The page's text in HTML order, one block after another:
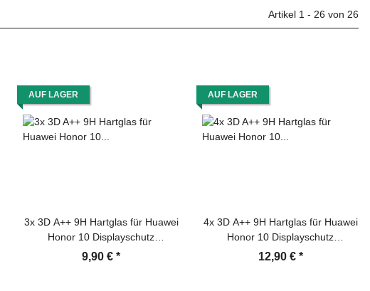
Artikel 1 - 26 von 26
AUF LAGER
3x 3D A++ 9H Hartglas für Huawei
Honor 10 Displayschutz
Schutzglas Schutzfolie Panzerfolie
9,90 € *
AUF LAGER
4x 3D A++ 9H Hartglas für Huawei
Honor 10 Displayschutz
Schutzglas Schutzfolie Panzerfolie
12,90 € *